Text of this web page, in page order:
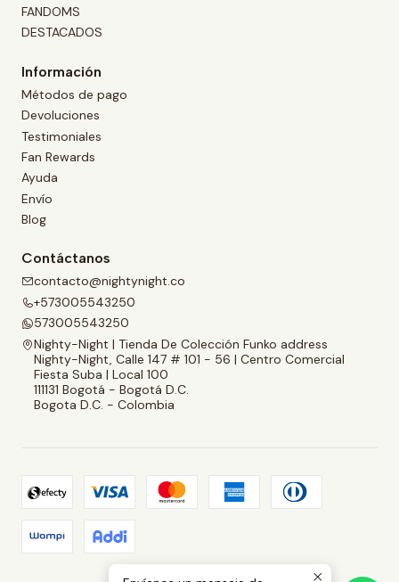
FANDOMS
DESTACADOS
Información
Métodos de pago
Devoluciones
Testimoniales
Fan Rewards
Ayuda
Envío
Blog
Contáctanos
contacto@nightynight.co
+573005543250
573005543250
Nighty-Night | Tienda De Colección Funko address
Nighty-Night, Calle 147 # 101 - 56 | Centro Comercial
Fiesta Suba | Local 100
111131 Bogotá - Bogotá D.C.
Bogota D.C. - Colombia